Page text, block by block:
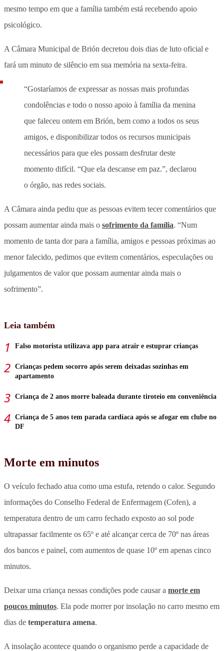
mesmo tempo em que a família também está recebendo apoio
psicológico.
A Câmara Municipal de Brión decretou dois dias de luto oficial e
fará um minuto de silêncio em sua memória na sexta-feira.
“Gostaríamos de expressar as nossas mais profundas
condolências e todo o nosso apoio à família da menina
que faleceu ontem em Brión, bem como a todos os seus
amigos, e disponibilizar todos os recursos municipais
necessários para que eles possam desfrutar deste
momento difícil. “Que ela descanse em paz.”, declarou
o órgão, nas redes sociais.
A Câmara ainda pediu que as pessoas evitem tecer comentários que
possam aumentar ainda mais o sofrimento da família. “Num
momento de tanta dor para a família, amigos e pessoas próximas ao
menor falecido, pedimos que evitem comentários, especulações ou
julgamentos de valor que possam aumentar ainda mais o
sofrimento”.
Leia também
Falso motorista utilizava app para atrair e estuprar crianças
Crianças pedem socorro após serem deixadas sozinhas em
apartamento
Criança de 2 anos morre baleada durante tiroteio em conveniência
Criança de 5 anos tem parada cardíaca após se afogar em clube no
DF
Morte em minutos
O veículo fechado atua como uma estufa, retendo o calor. Segundo
informações do Conselho Federal de Enfermagem (Cofen), a
temperatura dentro de um carro fechado exposto ao sol pode
ultrapassar facilmente os 65º e até alcançar cerca de 70º nas áreas
dos bancos e painel, com aumentos de quase 10º em apenas cinco
minutos.
Deixar uma criança nessas condições pode causar a morte em
poucos minutos. Ela pode morrer por insolação no carro mesmo em
dias de temperatura amena.
A insolação acontece quando o organismo perde a capacidade de